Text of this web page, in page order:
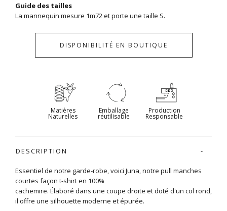
Guide des tailles
La mannequin mesure 1m72 et porte une taille S.
DISPONIBILITÉ EN BOUTIQUE
Matières
Naturelles
Emballage
réutilisable
Production
Responsable
DESCRIPTION
Essentiel de notre garde-robe, voici Juna, notre pull manches
courtes façon t-shirt en 100%
cachemire. Élaboré dans une coupe droite et doté d'un col rond,
il offre une silhouette moderne et épurée.